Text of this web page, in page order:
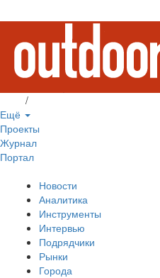
/
Ещё
Проекты
Журнал
Портал
Новости
Аналитика
Инструменты
Интервью
Подрядчики
Рынки
Города